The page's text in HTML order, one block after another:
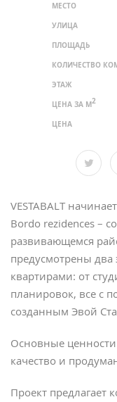
МЕСТО
УЛИЦА
ПЛОЩАДЬ
КОЛИЧЕСТВО
ЭТАЖ
ЦЕНА ЗА M2
ЦЕНА
VESTABALT
Bordo rezidences –
развивающемся
предусмотрены два
квартирами: от
планировок, все с
созданным Эвой
Основные ценности
качество и
Проект предлагает